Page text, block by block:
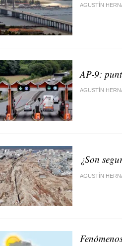
AGUSTÍN
AP-9:
AGUSTÍN
¿Son
AGUSTÍN